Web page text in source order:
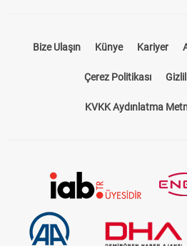
Bize Ulaşın Künye Kariyer
Çerez Politikası
KVKK Aydınlatma